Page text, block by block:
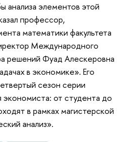
анализа элементов этой
профессор,
математики факультета
Международного
решений Фуад Алескеровна
в экономике». Его
сезон серии
от студента до
в рамках магистерской
анализ».